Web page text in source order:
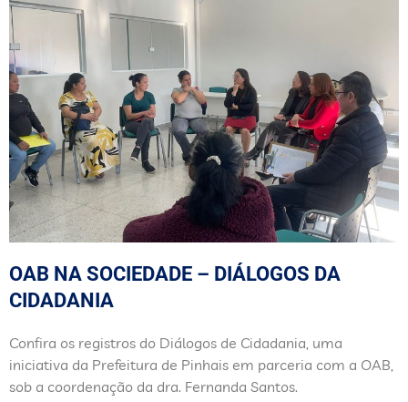
OAB NA SOCIEDADE – DIÁLOGOS DA
CIDADANIA
Confira os registros do Diálogos de Cidadania, uma
iniciativa da Prefeitura de Pinhais em parceria com a OAB,
sob a coordenação da dra. Fernanda Santos.